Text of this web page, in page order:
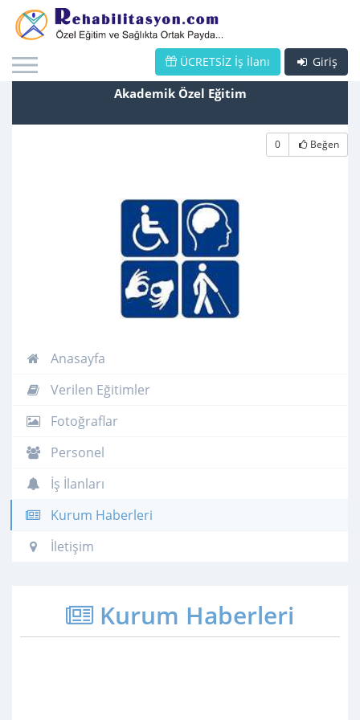
Giriş
ÜCRETSİZ İş İlanı
Akademik Özel Eğitim
0 Beğen
Anasayfa
Verilen Eğitimler
Fotoğraflar
Personel
İş İlanları
Kurum Haberleri
İletişim
Kurum Haberleri